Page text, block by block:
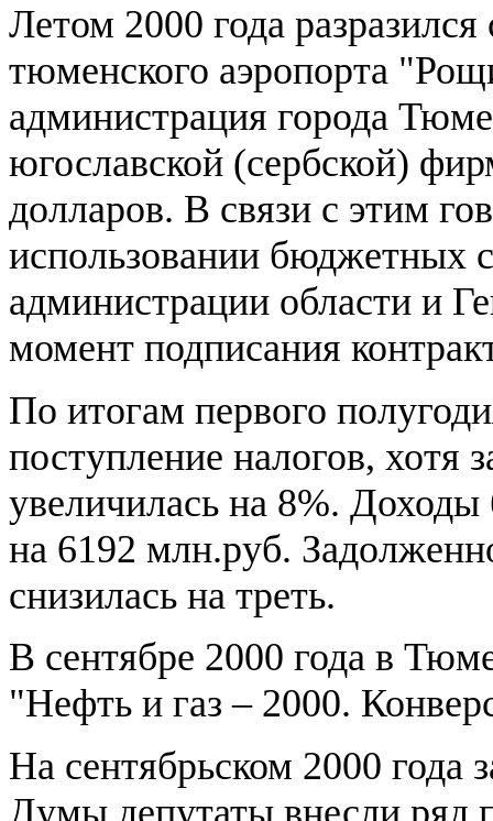
Летом 2000 года
тюменского аэропорта
администрация города
югославской (сербской)
долларов. В связи с этим
использовании бюджетных
администрации области и
момент подписания
По итогам первого
поступление налогов, хотя
увеличилась на 8%.
на 6192 млн.руб.
снизилась на треть.
В сентябре 2000 года в
"Нефть и газ – 2000.
На сентябрьском 2000 года
Думы депутаты внесли ряд